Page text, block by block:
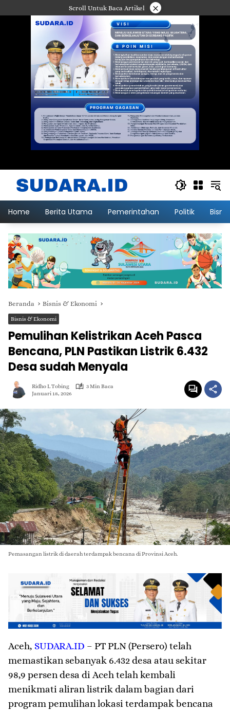
ke
Scroll Untuk Baca Artikel ×
Home Berita Utama Pemerintahan Politik
Beranda Bisnis & Ekonomi
Bisnis & Ekonomi
Pemulihan Kelistrikan Aceh Pasca
Bencana, PLN Pastikan Listrik 6.432
Desa sudah Menyala
Ridho L Tobing
3 Min Baca
Januari 18, 2026
Pemasangan listrik di daerah terdampak bencana di Provinsi Aceh.
Aceh, SUDARA.ID – PT PLN (Persero) telah
memastikan sebanyak 6.432 desa atau sekitar
98,9 persen desa di Aceh telah kembali
menikmati aliran listrik dalam bagian dari
program pemulihan lokasi terdampak bencana